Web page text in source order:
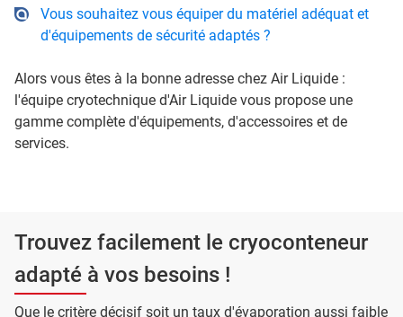
Vous souhaitez vous équiper du matériel adéquat et
d'équipements de sécurité adaptés ?
Alors vous êtes à la bonne adresse chez Air Liquide :
l'équipe cryotechnique d'Air Liquide vous propose une
gamme complète d'équipements, d'accessoires et de
services.
Trouvez facilement le cryoconteneur
adapté à vos besoins !
Que le critère décisif soit un taux d'évaporation aussi faible